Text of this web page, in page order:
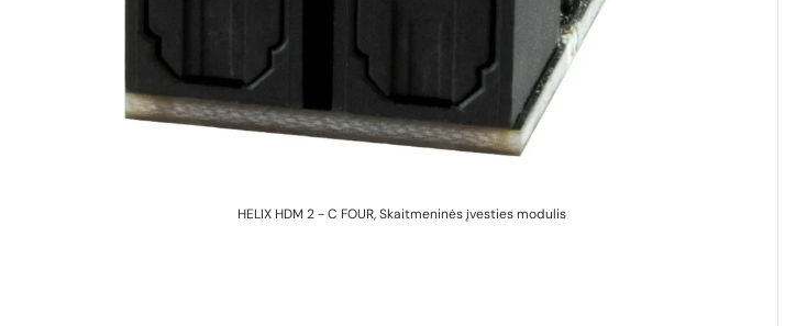
HELIX HDM 2 - C FOUR, Skaitmeninės įvesties modulis